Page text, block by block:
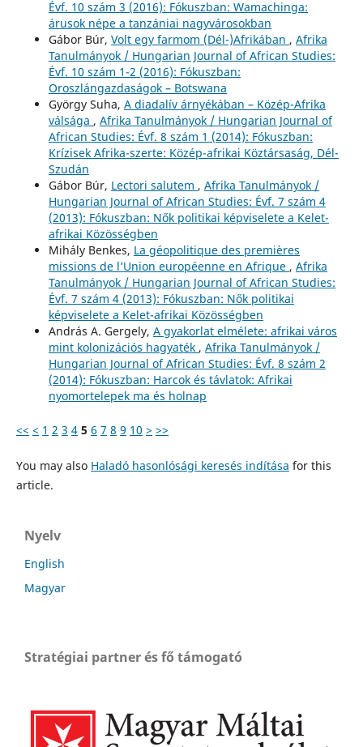
Évf. 10 szám 3 (2016): Fókuszban: Wamachinga:
árusok népe a tanzániai nagyvárosokban
Gábor Búr, Volt egy farmom (Dél-)Afrikában , Afrika
Tanulmányok / Hungarian Journal of African Studies:
Évf. 10 szám 1-2 (2016): Fókuszban:
Oroszlángazdaságok – Botswana
György Suha, A diadalív árnyékában – Közép-Afrika
válsága , Afrika Tanulmányok / Hungarian Journal of
African Studies: Évf. 8 szám 1 (2014): Fókuszban:
Krízisek Afrika-szerte: Közép-afrikai Köztársaság, Dél-
Szudán
Gábor Búr, Lectori salutem , Afrika Tanulmányok /
Hungarian Journal of African Studies: Évf. 7 szám 4
(2013): Fókuszban: Nők politikai képviselete a Kelet-
afrikai Közösségben
Mihály Benkes, La géopolitique des premières
missions de l’Union européenne en Afrique , Afrika
Tanulmányok / Hungarian Journal of African Studies:
Évf. 7 szám 4 (2013): Fókuszban: Nők politikai
képviselete a Kelet-afrikai Közösségben
András A. Gergely, A gyakorlat elmélete: afrikai város
mint kolonizációs hagyaték , Afrika Tanulmányok /
Hungarian Journal of African Studies: Évf. 8 szám 2
(2014): Fókuszban: Harcok és távlatok: Afrikai
nyomortelepek ma és holnap
<< < 1 2 3 4 5 6 7 8 9 10 > >>
You may also Haladó hasonlósági keresés indítása for this
article.
Nyelv
English
Magyar
Stratégiai partner és fő támogató